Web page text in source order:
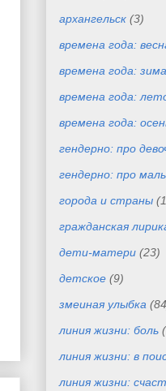
архангельск (3)
времена года:
времена года: зима
времена года:
времена года:
гендерно: про
гендерно: про
города и страны
гражданская
дети-матери (23)
детское (9)
змеиная улыбка
линия жизни: боль
линия жизни: в
линия жизни: